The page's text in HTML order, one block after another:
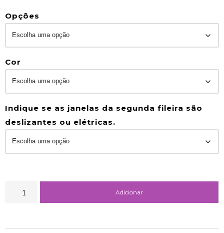
Opções
Cor
Indique se as janelas da segunda fileira são
deslizantes ou elétricas.
Adicionar